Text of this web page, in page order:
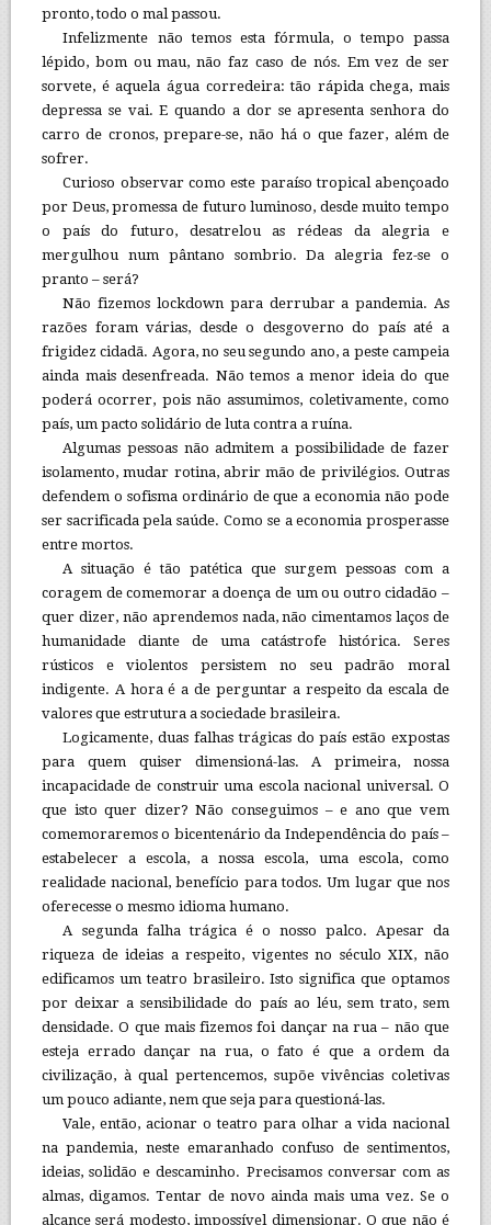
pronto, todo o mal passou.
Infelizmente não temos esta fórmula, o tempo passa
lépido, bom ou mau, não faz caso de nós. Em vez de ser
sorvete, é aquela água corredeira: tão rápida chega, mais
depressa se vai. E quando a dor se apresenta senhora do
carro de cronos, prepare-se, não há o que fazer, além de
sofrer.
Curioso observar como este paraíso tropical abençoado
por Deus, promessa de futuro luminoso, desde muito tempo
o país do futuro, desatrelou as rédeas da alegria e
mergulhou num pântano sombrio. Da alegria fez-se o
pranto – será?
Não fizemos lockdown para derrubar a pandemia. As
razões foram várias, desde o desgoverno do país até a
frigidez cidadã. Agora, no seu segundo ano, a peste campeia
ainda mais desenfreada. Não temos a menor ideia do que
poderá ocorrer, pois não assumimos, coletivamente, como
país, um pacto solidário de luta contra a ruína.
Algumas pessoas não admitem a possibilidade de fazer
isolamento, mudar rotina, abrir mão de privilégios. Outras
defendem o sofisma ordinário de que a economia não pode
ser sacrificada pela saúde. Como se a economia prosperasse
entre mortos.
A situação é tão patética que surgem pessoas com a
coragem de comemorar a doença de um ou outro cidadão –
quer dizer, não aprendemos nada, não cimentamos laços de
humanidade diante de uma catástrofe histórica. Seres
rústicos e violentos persistem no seu padrão moral
indigente. A hora é a de perguntar a respeito da escala de
valores que estrutura a sociedade brasileira.
Logicamente, duas falhas trágicas do país estão expostas
para quem quiser dimensioná-las. A primeira, nossa
incapacidade de construir uma escola nacional universal. O
que isto quer dizer? Não conseguimos – e ano que vem
comemoraremos o bicentenário da Independência do país –
estabelecer a escola, a nossa escola, uma escola, como
realidade nacional, benefício para todos. Um lugar que nos
oferecesse o mesmo idioma humano.
A segunda falha trágica é o nosso palco. Apesar da
riqueza de ideias a respeito, vigentes no século XIX, não
edificamos um teatro brasileiro. Isto significa que optamos
por deixar a sensibilidade do país ao léu, sem trato, sem
densidade. O que mais fizemos foi dançar na rua – não que
esteja errado dançar na rua, o fato é que a ordem da
civilização, à qual pertencemos, supõe vivências coletivas
um pouco adiante, nem que seja para questioná-las.
Vale, então, acionar o teatro para olhar a vida nacional
na pandemia, neste emaranhado confuso de sentimentos,
ideias, solidão e descaminho. Precisamos conversar com as
almas, digamos. Tentar de novo ainda mais uma vez. Se o
alcance será modesto, impossível dimensionar. O que não é